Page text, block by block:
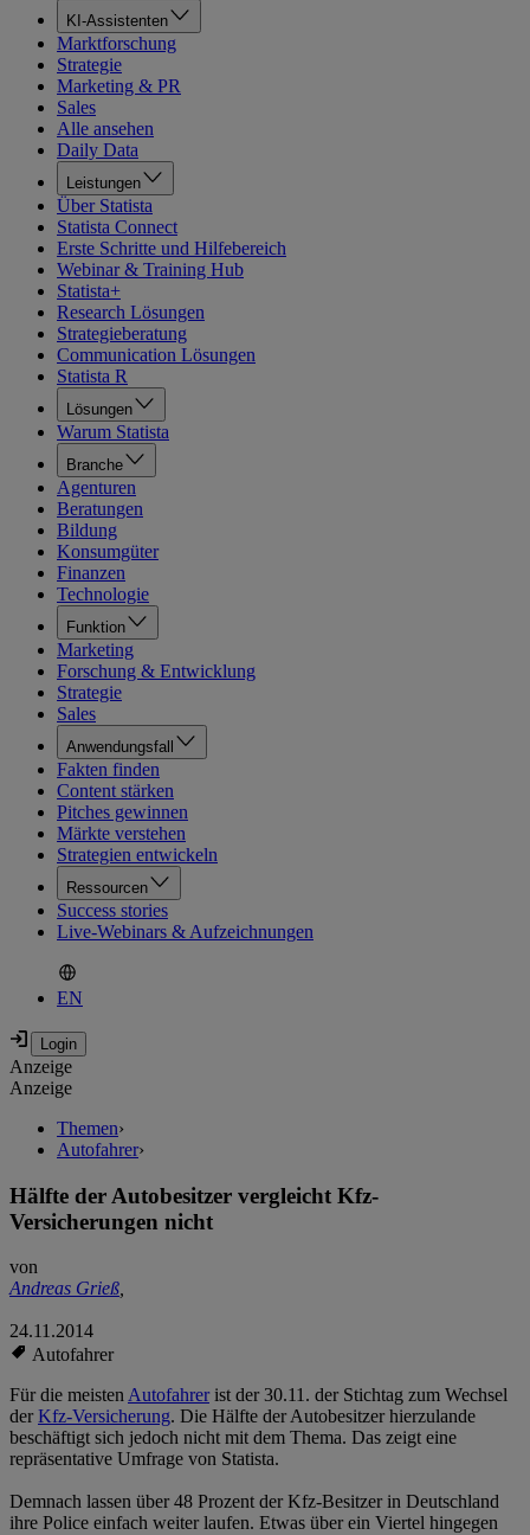
KI-Assistenten
Marktforschung
Strategie
Marketing & PR
Sales
Alle ansehen
Daily Data
Leistungen
Über Statista
Statista Connect
Erste Schritte und Hilfebereich
Webinar & Training Hub
Statista+
Research Lösungen
Strategieberatung
Communication Lösungen
Statista R
Lösungen
Warum Statista
Branche
Agenturen
Beratungen
Bildung
Konsumgüter
Finanzen
Technologie
Funktion
Marketing
Forschung & Entwicklung
Strategie
Sales
Anwendungsfall
Fakten finden
Content stärken
Pitches gewinnen
Märkte verstehen
Strategien entwickeln
Ressourcen
Success stories
Live-Webinars & Aufzeichnungen
EN
Anzeige
Anzeige
Themen›
Autofahrer›
Hälfte der Autobesitzer vergleicht Kfz-
Versicherungen nicht
von
Andreas Grieß,
24.11.2014
Autofahrer
Für die meistenAutofahrerist der 30.11. der Stichtag zum Wechsel
derKfz-Versicherung. Die Hälfte der Autobesitzer hierzulande
beschäftigt sich jedoch nicht mit dem Thema. Das zeigt eine
repräsentative Umfrage von Statista.
Demnach lassen über 48 Prozent der Kfz-Besitzer in Deutschland
ihre Police einfach weiter laufen. Etwas über ein Viertel hingegen